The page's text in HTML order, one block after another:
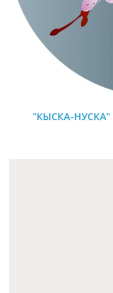
"КЫСКА-НУСКА"